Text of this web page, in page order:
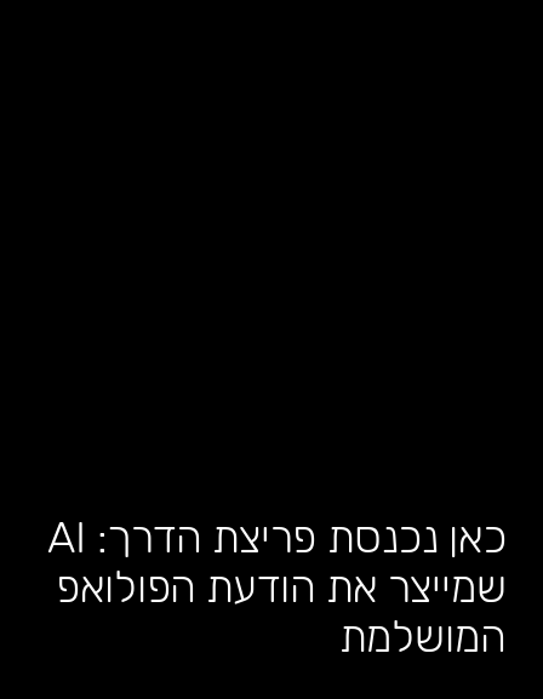
כאן נכנסת פריצת הדרך: AI
שמייצר את הודעת הפולואפ
המושלמת